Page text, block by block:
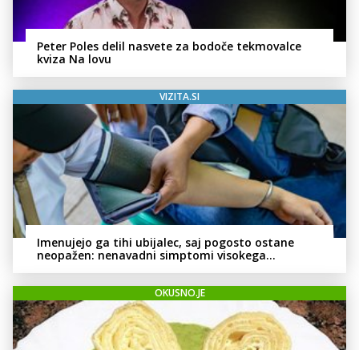
Peter Poles delil nasvete za bodoče tekmovalce
kviza Na lovu
VIZITA.SI
Imenujejo ga tihi ubijalec, saj pogosto ostane
neopažen: nenavadni simptomi visokega
OKUSNO.JE